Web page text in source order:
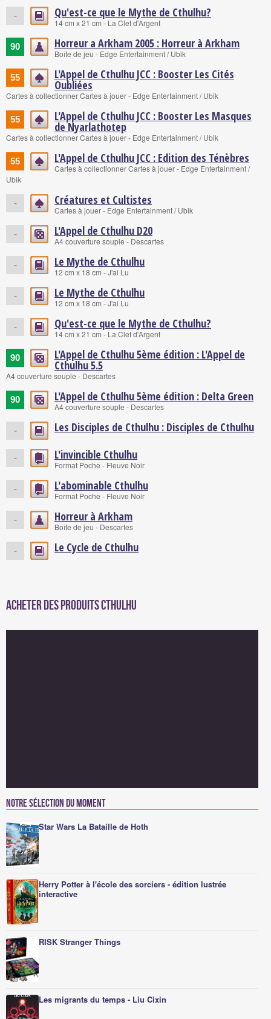
- Qu'est-ce que le Mythe de Cthulhu?
14 cm x 21 cm - La Clef d'Argent
90 Horreur a Arkham 2005 : Horreur à Arkham
Boîte de jeu - Edge Entertainment / Ubik
55 L'Appel de Cthulhu JCC : Booster Les Cités
Oubliées
Cartes à collectionner Cartes à jouer - Edge Entertainment / Ubik
55 L'Appel de Cthulhu JCC : Booster Les Masques
de Nyarlathotep
Cartes à collectionner Cartes à jouer - Edge Entertainment / Ubik
55 L'Appel de Cthulhu JCC : Edition des Ténèbres
Cartes à collectionner Cartes à jouer - Edge Entertainment /
Ubik
- Créatures et Cultistes
Cartes à jouer - Edge Entertainment / Ubik
- L'Appel de Cthulhu D20
A4 couverture souple - Descartes
- Le Mythe de Cthulhu
12 cm x 18 cm - J'ai Lu
- Le Mythe de Cthulhu
12 cm x 18 cm - J'ai Lu
- Qu'est-ce que le Mythe de Cthulhu?
14 cm x 21 cm - La Clef d'Argent
90 L'Appel de Cthulhu 5ème édition : L'Appel de
Cthulhu 5.5
A4 couverture souple - Descartes
90 L'Appel de Cthulhu 5ème édition : Delta Green
A4 couverture souple - Descartes
- Les Disciples de Cthulhu : Disciples de Cthulhu
- L'invincible Cthulhu
Format Poche - Fleuve Noir
- L'abominable Cthulhu
Format Poche - Fleuve Noir
- Horreur à Arkham
Boîte de jeu - Descartes
- Le Cycle de Cthulhu
Acheter des produits Cthulhu
Notre sélection du moment
Star Wars La Bataille de Hoth
Herry Potter à l'école des sorciers - édition lustrée
interactive
RISK Stranger Things
Les migrants du temps - Liu Cixin